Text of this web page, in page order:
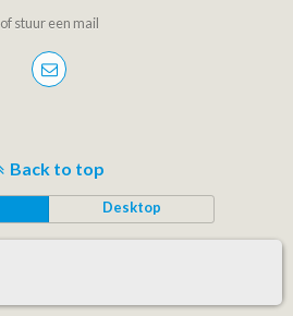
of stuur een mail
Back to top
Desktop